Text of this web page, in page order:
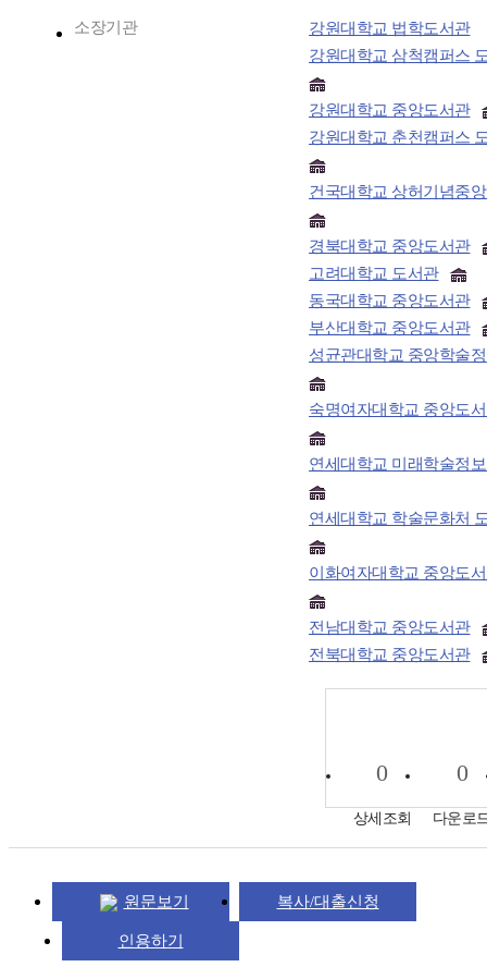
소장기관
강원대학교 법학도서관
강원대학교 삼척캠퍼스
강원대학교 중앙도서관
강원대학교 춘천캠퍼스
건국대학교 상허기념중
경북대학교 중앙도서관
고려대학교 도서관
동국대학교 중앙도서관
부산대학교 중앙도서관
성균관대학교 중앙학술
숙명여자대학교 중앙도
연세대학교 미래학술정
연세대학교 학술문화처
이화여자대학교 중앙도
전남대학교 중앙도서관
전북대학교 중앙도서관
0
상세조회
0
다운로
원문보기 복사/대출신청
인용하기